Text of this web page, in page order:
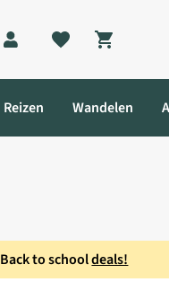
Shopping
Reizen Wandelen
Back to schooldeals!